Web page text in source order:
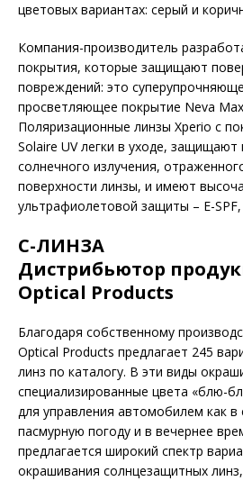
цветовых вариантах: серый и
Компания-производитель
покрытия, которые защищают
повреждений: это
просветляющее покрытие Neva Max
Поляризационные линзы Xperio с
Solai­re UV легки в уходе, защищают
солнечного излучения,
поверхности линзы, и имеют
ультрафиолетовой защиты – E-
С-ЛИНЗА
Дистрибьютор
Optical Products
Благодаря собственному
Optical Products предлагает 245
линз по каталогу. В эти виды
специализированные цвета «блю-
для управления автомобилем как в
пасмурную погоду и в вечернее
предлагается широкий спектр
окрашивания солнцезащитных